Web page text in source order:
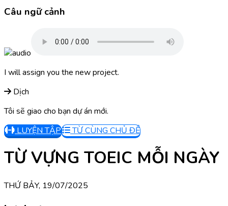
Câu ngữ cảnh
I will assign you the new project.
Dịch
Tôi sẽ giao cho bạn dự án mới.
LUYỆN TẬP
TỪ CÙNG CHỦ ĐỀ
TỪ VỰNG TOEIC MỖI NGÀY
THỨ BẢY, 19/07/2025